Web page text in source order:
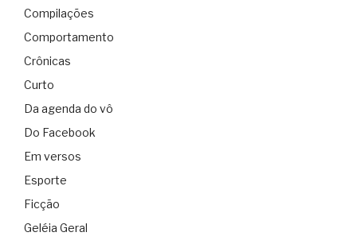
Compilações
Comportamento
Crônicas
Curto
Da agenda do vô
Do Facebook
Em versos
Esporte
Ficção
Geléia Geral